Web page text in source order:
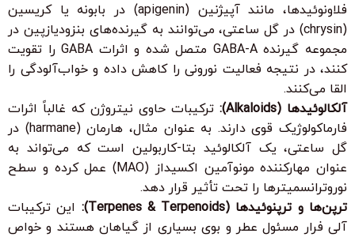
فلاونوئیدها، مانند آپیژنین (apigenin) در بابونه یا کریسین
(chrysin) در گل ساعتی، می‌توانند به گیرنده‌های بنزودیازپین در
مجموعه گیرنده GABA-A متصل شده و اثرات GABA را تقویت
کنند، در نتیجه فعالیت نورونی را کاهش داده و خواب‌آلودگی را
القا می‌کنند.
آلکالوئیدها (Alkaloids):
ترکیبات حاوی نیتروژن که غالباً اثرات
فارماکولوژیک قوی دارند. به عنوان مثال، هارمان (harmane) در
گل ساعتی، یک آلکالوئید بتا-کاربولین است که می‌تواند به
عنوان مهارکننده مونوآمین اکسیداز (MAO) عمل کرده و سطح
نوروترانسمیترها را تحت تأثیر قرار دهد.
ترپن‌ها و ترپنوئیدها (Terpenes & Terpenoids):
این ترکیبات
آلی فرار مسئول عطر و بوی بسیاری از گیاهان هستند و خواص